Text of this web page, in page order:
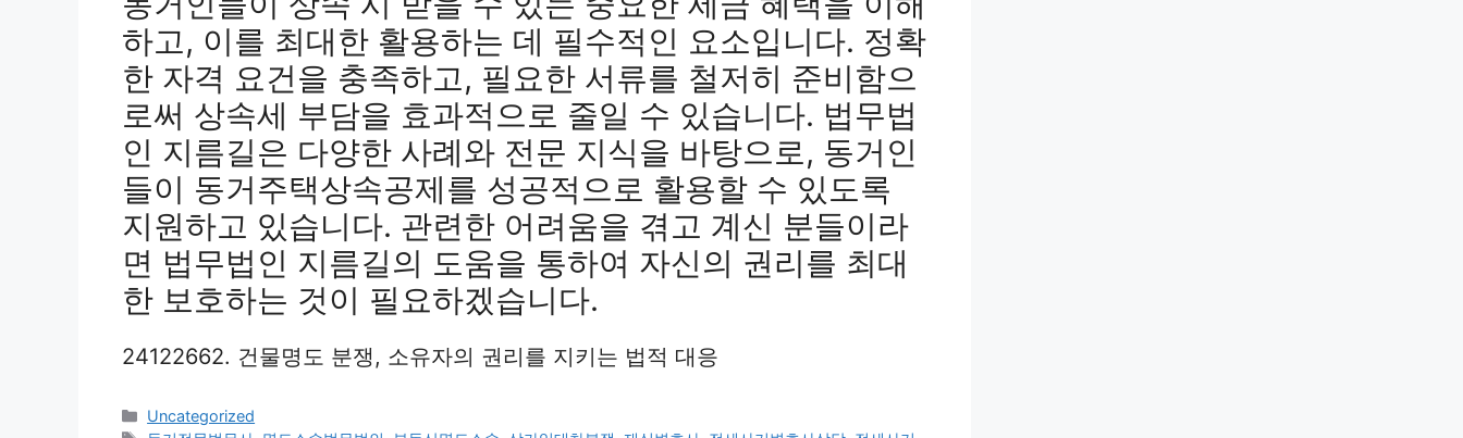
하고, 이를 최대한 활용하는 데 필수적인 요소입니다. 정확
한 자격 요건을 충족하고, 필요한 서류를 철저히 준비함으
로써 상속세 부담을 효과적으로 줄일 수 있습니다. 법무법
인 지름길은 다양한 사례와 전문 지식을 바탕으로, 동거인
들이 동거주택상속공제를 성공적으로 활용할 수 있도록
지원하고 있습니다. 관련한 어려움을 겪고 계신 분들이라
면 법무법인 지름길의 도움을 통하여 자신의 권리를 최대
한 보호하는 것이 필요하겠습니다.
24122662. 건물명도 분쟁, 소유자의 권리를 지키는 법적 대응
Categories
Uncategorized